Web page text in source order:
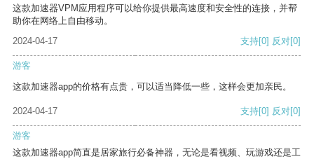
这款加速器VPM应用程序可以给你提供最高速度和安全性的连接，并帮
助你在网络上自由移动。
2024-04-17
支持[0] 反对[0]
游客
这款加速器app的价格有点贵，可以适当降低一些，这样会更加亲民。
2024-04-17 支持[0] 反对[0]
游客
这款加速器app简直是居家旅行必备神器，无论是看视频、玩游戏还是工